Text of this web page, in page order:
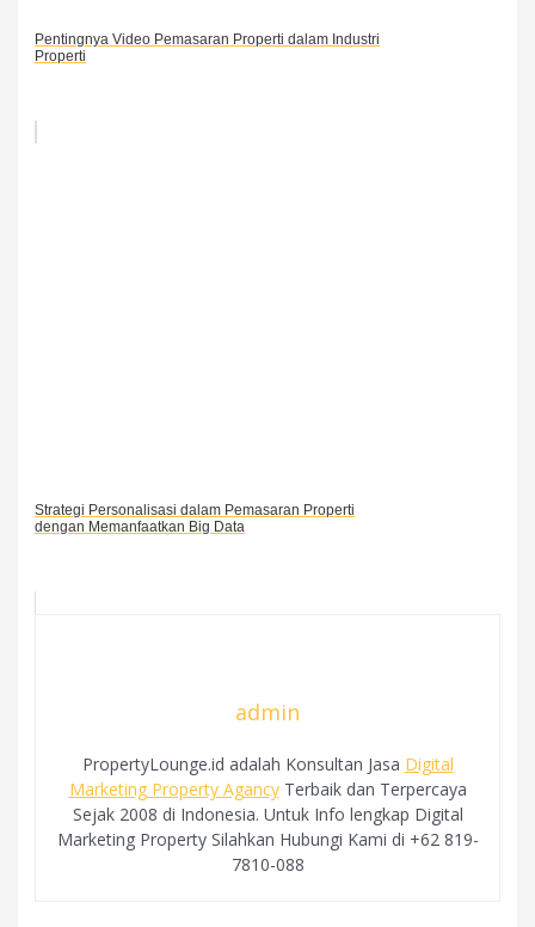
Pentingnya Video Pemasaran Properti dalam Industri
Properti
Strategi Personalisasi dalam Pemasaran Properti
dengan Memanfaatkan Big Data
admin
PropertyLounge.id adalah Konsultan Jasa Digital
Marketing Property AgancyTerbaik dan Terpercaya
Sejak 2008 di Indonesia. Untuk Info lengkap Digital
Marketing Property Silahkan Hubungi Kami di +62 819-
7810-088